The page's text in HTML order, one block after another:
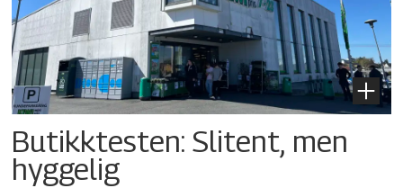
Butikktesten: Slitent, men
hyggelig